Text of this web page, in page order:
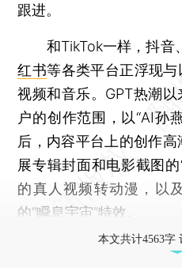
跟进。
和TikTok一样，抖音
红书等各类平台正浮现与
视频和音乐。GPT热潮
户的创作范围，以“AI孙
后，内容平台上的创作
展专辑封面和电影截图
的真人视频转动漫，以
的“瞬息宇宙”特效。
本文共计4563字